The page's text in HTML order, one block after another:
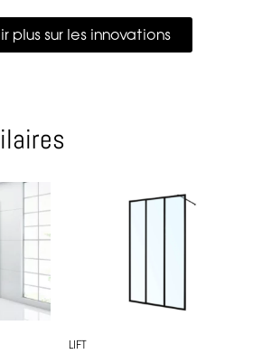
plus sur les innovations
LIFT